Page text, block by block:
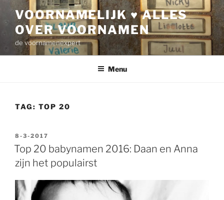
inhoud
VOORNAMELIJK ♥ ALLES
OVER VOORNAMEN
de voornamenexpert
Menu
TAG: TOP 20
GEPLAATST
OP
8-3-2017
Top 20 babynamen 2016: Daan en Anna
zijn het populairst